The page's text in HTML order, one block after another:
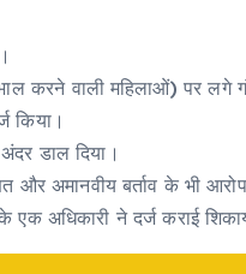
करने वाली महिलाओं) पर लगे
किया।
डाल दिया।
अमानवीय बर्ताव के भी
एक अधिकारी ने दर्ज कराई